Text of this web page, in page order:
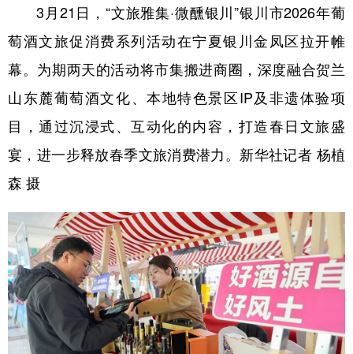
3月21日，“文旅雅集·微醺银川”银川市2026年葡
萄酒文旅促消费系列活动在宁夏银川金凤区拉开帷
幕。为期两天的活动将市集搬进商圈，深度融合贺兰
山东麓葡萄酒文化、本地特色景区IP及非遗体验项
目，通过沉浸式、互动化的内容，打造春日文旅盛
宴，进一步释放春季文旅消费潜力。新华社记者 杨植
森 摄